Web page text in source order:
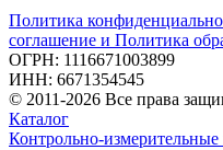
Политика
соглашение и Политика
ОГРН: 1116671003899
ИНН: 6671354545
© 2011-2026 Все права
Каталог
Контрольно-